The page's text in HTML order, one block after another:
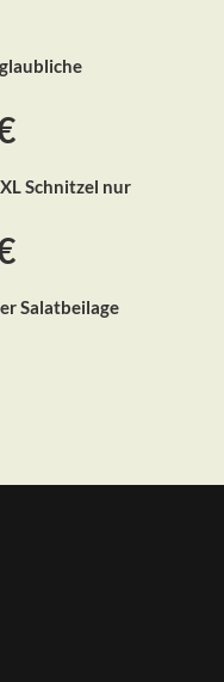
Schnitzel nur
Salatbeilage